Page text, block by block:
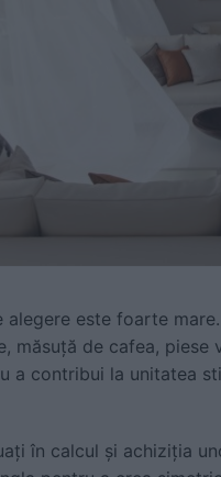
este foarte
măsuță de cafea,
a contribui la unitatea
în calcul și achiziția